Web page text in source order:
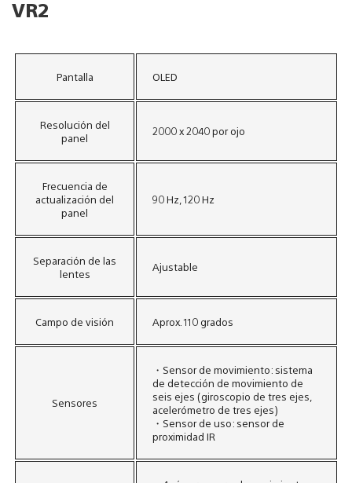
VR2
Pantalla​ OLED
Resolución del
panel​
2000 x 2040 por ojo
Frecuencia de
actualización del
panel​
90 Hz, 120 Hz
Separación de las
lentes​
Ajustable
Campo de visión​ Aprox. 110 grados
Sensores​
・Sensor de movimiento: sistema
de detección de movimiento de
seis ejes (giroscopio de tres ejes,
acelerómetro de tres ejes)​
・Sensor de uso: sensor de
proximidad IR